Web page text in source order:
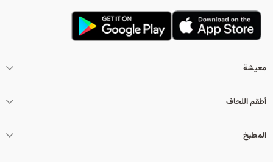
معيشة
أطقم اللحاف
المطبخ